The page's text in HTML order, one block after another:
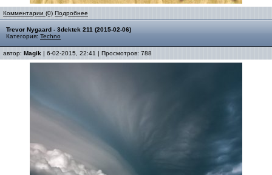
Комментарии (0) Подробнее
Trevor Nygaard - 3dektek 211 (2015-02-06)
Категория: Techno
автор: Magik | 6-02-2015, 22:41 | Просмотров: 788